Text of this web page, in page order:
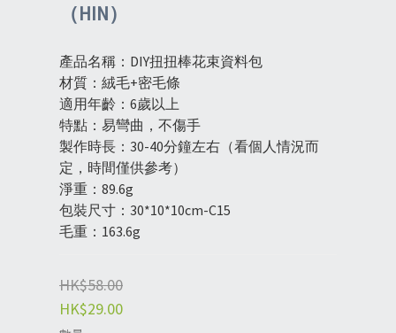
（HIN）
產品名稱：DIY扭扭棒花束資料包
材質：絨毛+密毛條
適用年齡：6歲以上
特點：易彎曲，不傷手
製作時長：30-40分鐘左右（看個人情況而
定，時間僅供參考）
淨重：89.6g
包裝尺寸：30*10*10cm-C15
毛重：163.6g
HK$58.00
HK$29.00